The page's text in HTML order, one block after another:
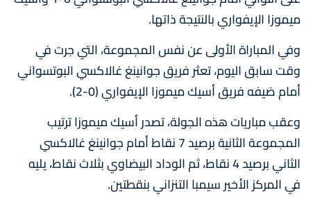
ميموزا الإيفواري بالنتيجة ذاتها.
وفي المباراة الأولى عن نفس المجموعة، التي جرت في
وقت سابق اليوم، تعثر فريق جوانينغ غالاكسي البوتسواني
أمام ضيفه فريق أسيك ميموزا الإيفواري (0-2).
وعقب مباريات هذه الجولة، تصدر أسيك ميموزا ترتيب
المجموعة الثانية برصيد 7 نقاط أمام جوانينغ غالاكسي
الثاني برصيد 4 نقاط، ثم الوداد البيضاوي بثلاث نقاط، يليه
في المركز الأخير سيمبا التنزاني بنقطتين.